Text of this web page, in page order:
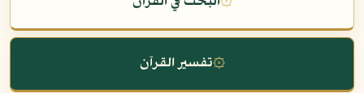
۞تفسير القرآن